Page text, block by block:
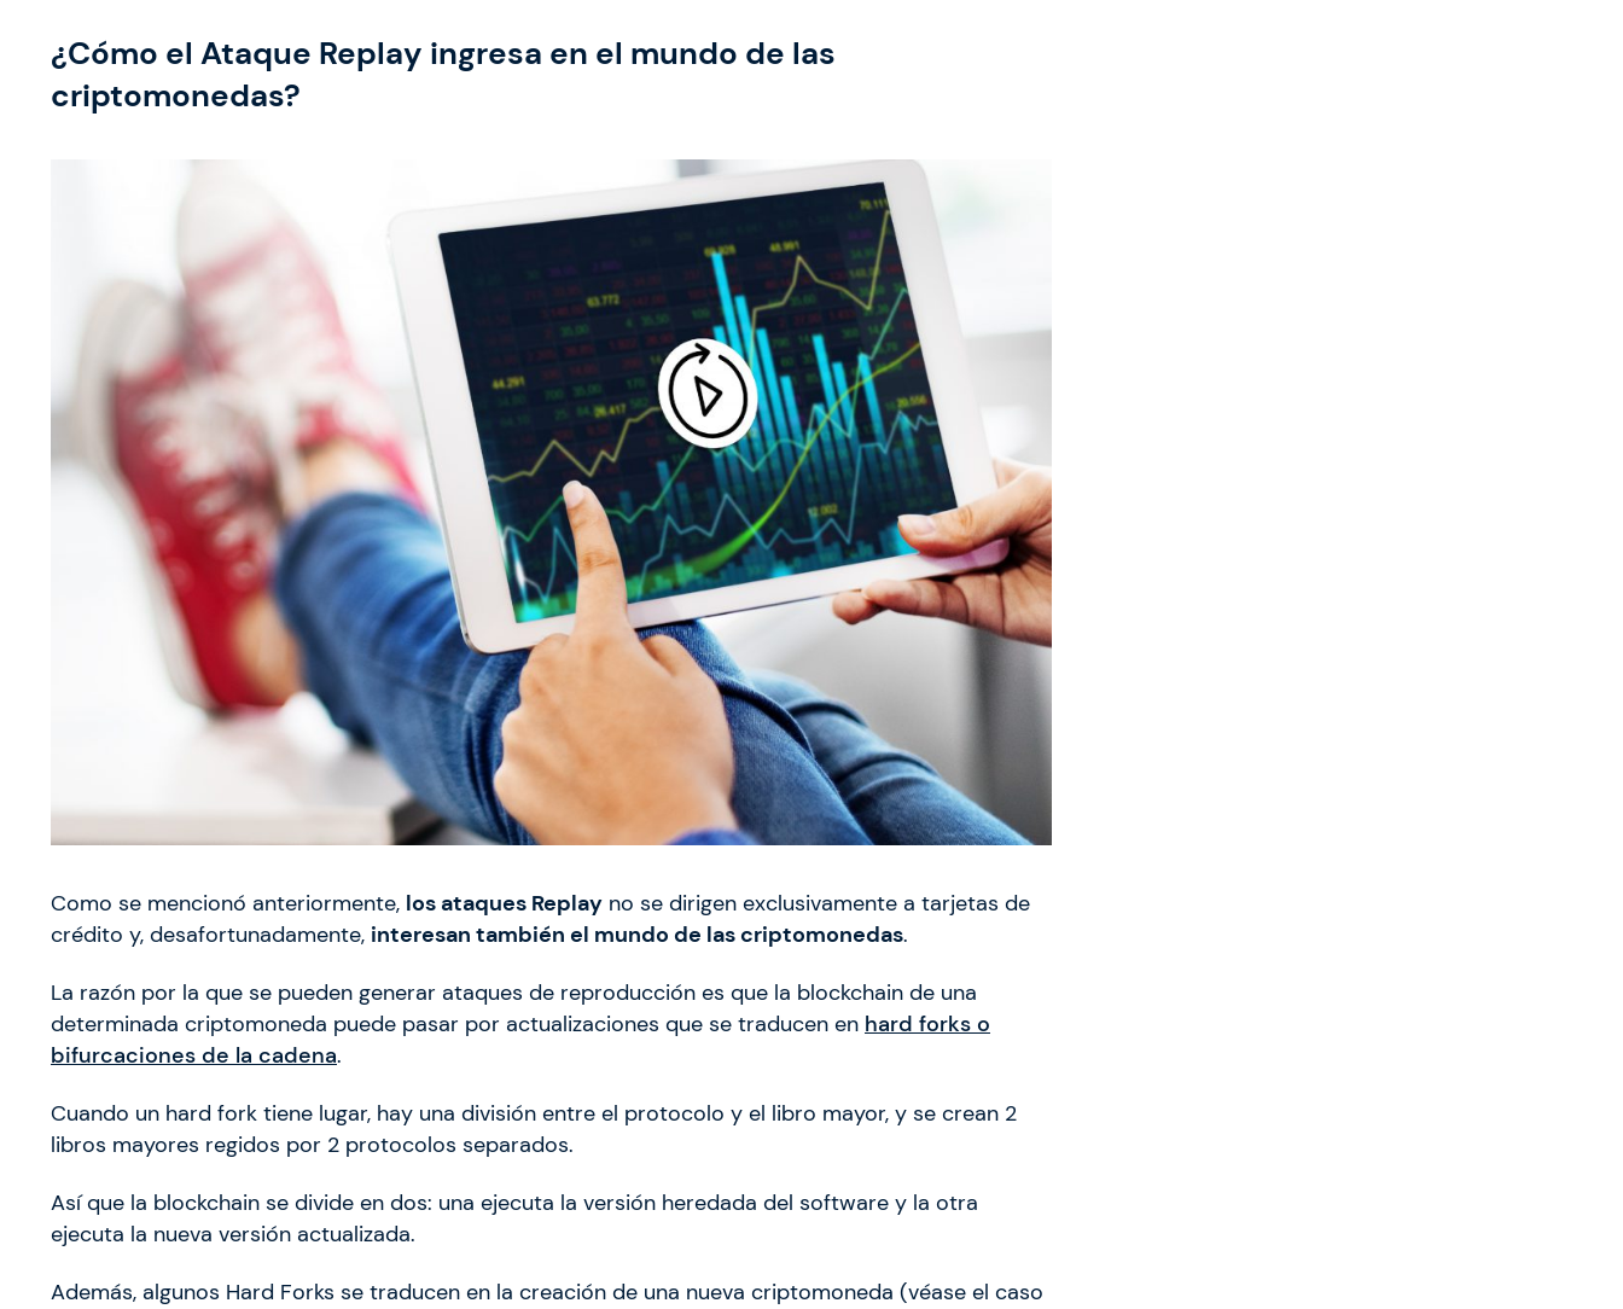
¿Cómo el Ataque Replay ingresa en el mundo de las
criptomonedas?
Como se mencionó anteriormente, los ataques Replay no se dirigen exclusivamente a tarjetas de
crédito y, desafortunadamente, interesan también el mundo de las criptomonedas.
La razón por la que se pueden generar ataques de reproducción es que la blockchain de una
determinada criptomoneda puede pasar por actualizaciones que se traducen en hard forks o
bifurcaciones de la cadena.
Cuando un hard fork tiene lugar, hay una división entre el protocolo y el libro mayor, y se crean 2
libros mayores regidos por 2 protocolos separados.
Así que la blockchain se divide en dos: una ejecuta la versión heredada del software y la otra
ejecuta la nueva versión actualizada.
Además, algunos Hard Forks se traducen en la creación de una nueva criptomoneda (véase el caso